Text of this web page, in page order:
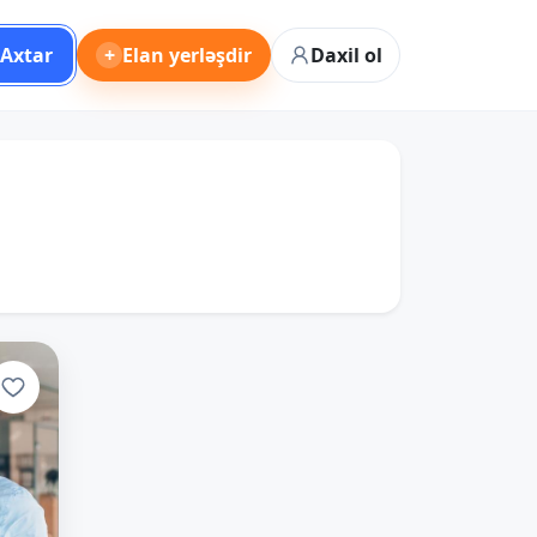
Axtar + Elan yerləşdir Daxil ol